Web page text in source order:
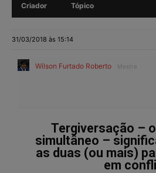
Criador Tópico
31/03/2018 às 15:14
Wilson Furtado Roberto Mestre
Tergiversação –
simultâneo –
as duas (ou mais)
em